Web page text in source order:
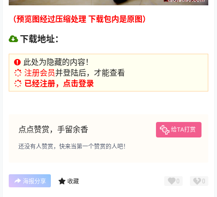
（预览图经过压缩处理 下载包内是原图）
下载地址：
此处为隐藏的内容！
注册会员并登陆后，才能查看
已经注册，点击登录
点点赞赏，手留余香 给TA打赏
还没有人赞赏，快来当第一个赞赏的人吧！
海报分享 收藏 0 0